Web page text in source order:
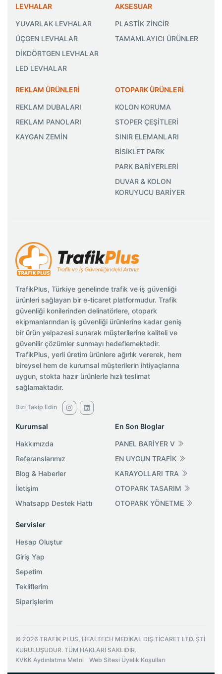
LEVHALAR
YUVARLAK LEVHALAR
ÜÇGEN LEVHALAR
DİKDÖRTGEN LEVHALAR
LED LEVHALAR
AKSESUAR
PLASTİK ZİNCİR
TAMAMLAYICI ÜRÜNLER
REKLAM ÜRÜNLERİ
REKLAM DUBALARI
REKLAM PANOLARI
KAYGAN ZEMİN
OTOPARK ÜRÜNLERİ
KOLON KORUMA
STOPER ÇEŞİTLERİ
SINIR ELEMANLARI
BİSİKLET PARK
PARK BARİYERLERİ
DUVAR & KOLON
KORUYUCU BARİYER
TrafikPlus, Türkiye genelinde trafik ve iş güvenliği
ürünleri sağlayan bir e-ticaret platformudur. Trafik
güvenliği konilerinden delinatörlere, otopark
ekipmanlarından iş güvenliği ürünlerine kadar geniş
bir ürün yelpazesi sunarak müşterilerine kaliteli ve
güvenilir çözümler sunmayı hedeflemektedir.
TrafikPlus, yerli üretim ürünlere ağırlık vererek, hem
bireysel hem de kurumsal müşterilerin ihtiyaçlarına
uygun, stokta hazır ürünlerle hızlı teslimat
sağlamaktadır.
Bizi Takip Edin
Kurumsal
Hakkımızda
Referanslarımız
Blog & Haberler
İletişim
Whatsapp Destek Hattı
En Son Bloglar
PANEL BARİYER V
EN UYGUN TRAFİK
KARAYOLLARI TRA
OTOPARK TASARIM
OTOPARK YÖNETME
Servisler
Hesap Oluştur
Giriş Yap
Sepetim
Tekliflerim
Siparişlerim
© 2026 TRAFİK PLUS, HEALTECH MEDİKAL DIŞ TİCARET LTD. ŞTİ
KURULUŞUDUR. TÜM HAKLARI SAKLIDIR.
KVKK Aydınlatma Metni
Web Sitesi Üyelik Koşulları